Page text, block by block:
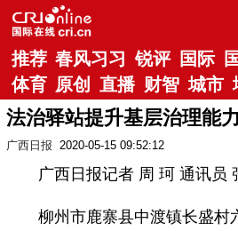
推荐 春风习习 锐评 国际
体育 原创 直播 财智 城市
法治驿站提升基层治理能力
广西日报 2020-05-15 09:52:12
广西日报记者 周 珂 通讯员
柳州市鹿寨县中渡镇长盛村